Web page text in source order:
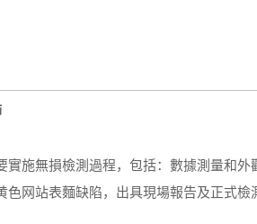
施無損檢測過程，包括：數據測量和外
网站表麵缺陷，出具現場報告及正式檢